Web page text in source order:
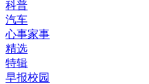
科普
汽车
心事家事
精选
特辑
早报校园